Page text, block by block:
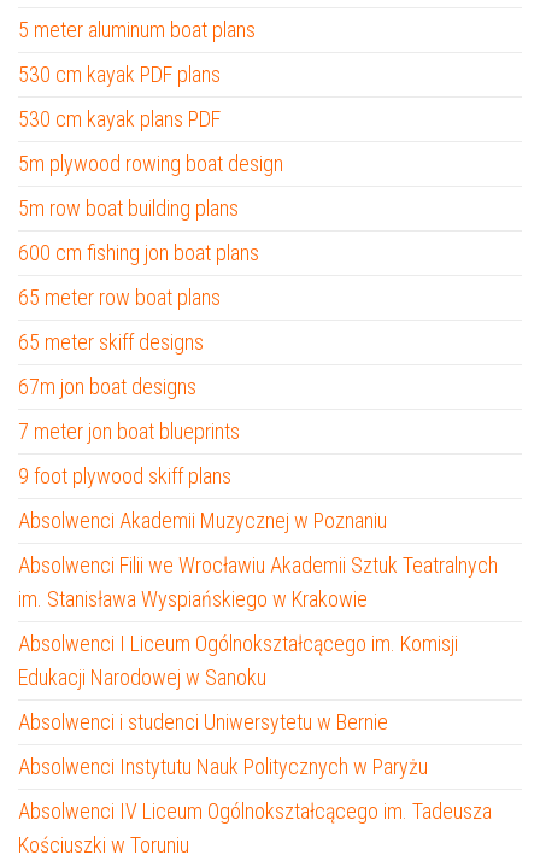
5 meter aluminum boat plans
530 cm kayak PDF plans
530 cm kayak plans PDF
5m plywood rowing boat design
5m row boat building plans
600 cm fishing jon boat plans
65 meter row boat plans
65 meter skiff designs
67m jon boat designs
7 meter jon boat blueprints
9 foot plywood skiff plans
Absolwenci Akademii Muzycznej w Poznaniu
Absolwenci Filii we Wrocławiu Akademii Sztuk Teatralnych
im. Stanisława Wyspiańskiego w Krakowie
Absolwenci I Liceum Ogólnokształcącego im. Komisji
Edukacji Narodowej w Sanoku
Absolwenci i studenci Uniwersytetu w Bernie
Absolwenci Instytutu Nauk Politycznych w Paryżu
Absolwenci IV Liceum Ogólnokształcącego im. Tadeusza
Kościuszki w Toruniu